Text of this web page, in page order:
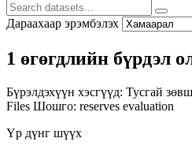
Дараахаар эрэмбэлэх
1 өгөгдлийн бүрдэл
Бүрэлдэхүүн хэсгүүд: Тусгай
Files Шошго: reserves evaluation
Үр дүнг шүүх